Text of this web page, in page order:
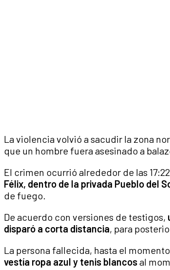
La violencia volvió a sacudir la zona
que un hombre fuera asesinado a
El crimen ocurrió alrededor de las
Félix, dentro de la privada Pueblo del
de fuego.
De acuerdo con versiones de testigos,
disparó a corta distancia, para
La persona fallecida, hasta el
vestía ropa azul y tenis blancosal